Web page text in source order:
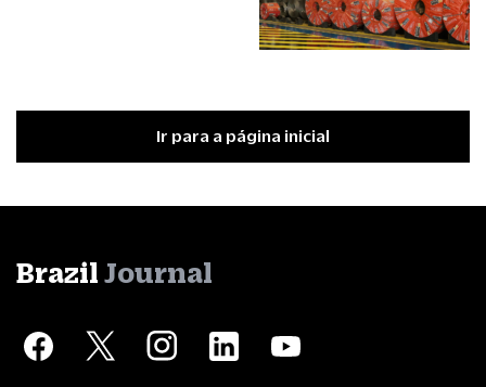
Ir para a página inicial
Brazil Journal